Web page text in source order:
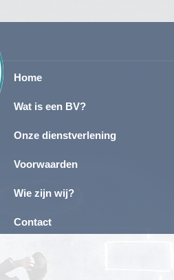
Home
Wat is een BV?
Onze dienstverlening
Voorwaarden
Wie zijn wij?
Contact